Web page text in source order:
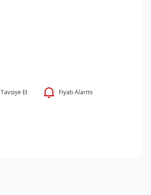
Tavsiye Et Fiyatı Alarmı